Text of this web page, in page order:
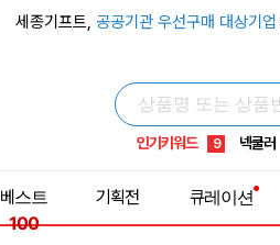
세종기프트, 공공기관 우선구매 대상기업
인기키워드
5 키캡
8 쿨토시
9 넥쿨러
1 선풍기
베스트
100
기획전 큐레이션